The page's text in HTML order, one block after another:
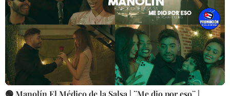
🟢 Manolín El Médico de la Salsa | ¨Me dio por eso¨ |